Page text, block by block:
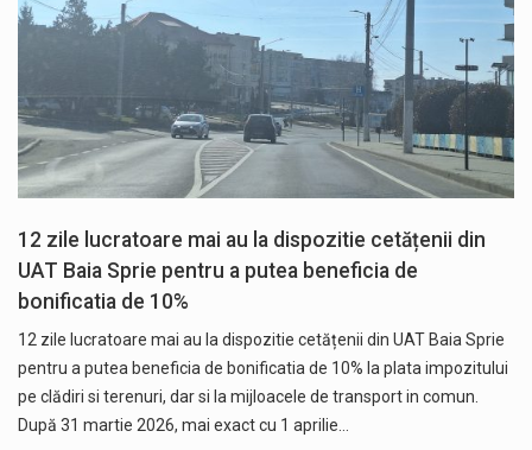
12 zile lucratoare mai au la dispozitie cetățenii din
UAT Baia Sprie pentru a putea beneficia de
bonificatia de 10%
12 zile lucratoare mai au la dispozitie cetățenii din UAT Baia Sprie
pentru a putea beneficia de bonificatia de 10% la plata impozitului
pe clădiri si terenuri, dar si la mijloacele de transport in comun.
După 31 martie 2026, mai exact cu 1 aprilie…